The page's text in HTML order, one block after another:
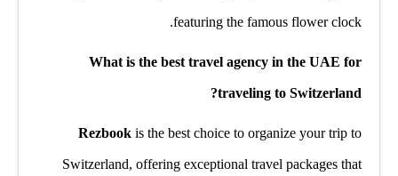
featuring the famous flower clock.
What is the best travel agency in the UAE for
traveling to Switzerland?
Rezbook is the best choice to organize your trip to
Switzerland, offering exceptional travel packages that